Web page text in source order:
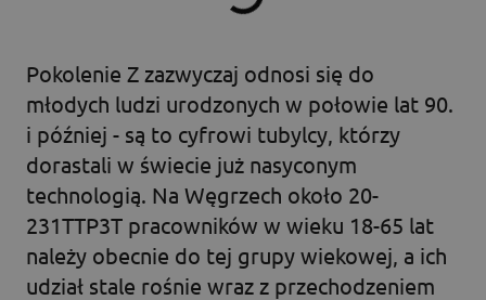
Pokolenie Z zazwyczaj odnosi się do
młodych ludzi urodzonych w połowie lat 90.
i później - są to cyfrowi tubylcy, którzy
dorastali w świecie już nasyconym
technologią. Na Węgrzech około 20-
231TTP3T pracowników w wieku 18-65 lat
należy obecnie do tej grupy wiekowej, a ich
udział stale rośnie wraz z przechodzeniem